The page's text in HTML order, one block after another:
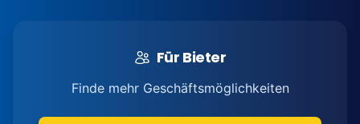
Für Bieter
Finde mehr Geschäftsmöglichkeiten